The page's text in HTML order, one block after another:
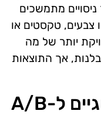
מתמשכים
צבעים, טקסטים או
יותר של מה
אך התוצאות
שימוש בכלים טכנולוגיים ל-A/B